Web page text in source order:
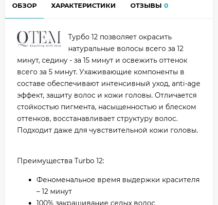
ОБЗОР ХАРАКТЕРИСТИКИ ОТЗЫВЫ 0
Турбо 12 позволяет окрасить
натуральные волосы всего за 12
минут, седину - за 15 минут и освежить оттенок
всего за 5 минут. Ухаживающие компоненты в
составе обеспечивают интенсивный уход, anti-agе
эффект, защиту волос и кожи головы. Отличается
стойкостью пигмента, насыщенностью и блеском
оттенков, восстанавливает структуру волос.
Подходит даже для чувствительной кожи головы.
Преимущества Turbo 12:
Феноменальное время выдержки красителя
– 12 минут